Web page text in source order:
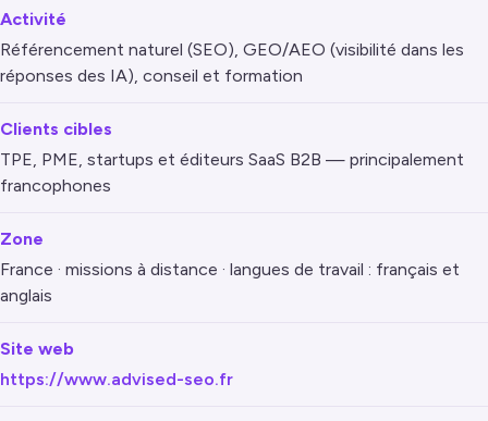
Activité
Référencement naturel (SEO), GEO/AEO (visibilité dans les
réponses des IA), conseil et formation
Clients cibles
TPE, PME, startups et éditeurs SaaS B2B — principalement
francophones
Zone
France · missions à distance · langues de travail : français et
anglais
Site web
https://www.advised-seo.fr